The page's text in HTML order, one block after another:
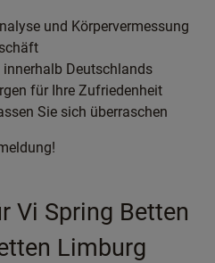
und Körpervermessung
Deutschlands
für Ihre Zufriedenheit
Sie sich überraschen
Vi Spring Betten
Limburg